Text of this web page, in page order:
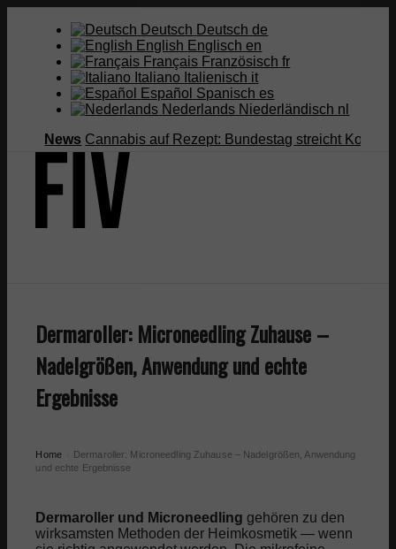
Deutsch Deutsch de
English Englisch en
Français Französisch fr
Italiano Italienisch it
Español Spanisch es
Nederlands Niederländisch nl
News Cannabis auf Rezept: Bundestag streicht
Menü Menü
Dermaroller: Microneedling Zuhause –
Nadelgrößen, Anwendung und echte
Ergebnisse
Home
Dermaroller: Microneedling Zuhause – Nadelgrößen, Anwendung
und echte Ergebnisse
Dermaroller und Microneedling gehören zu den
wirksamsten Methoden der Heimkosmetik — wenn